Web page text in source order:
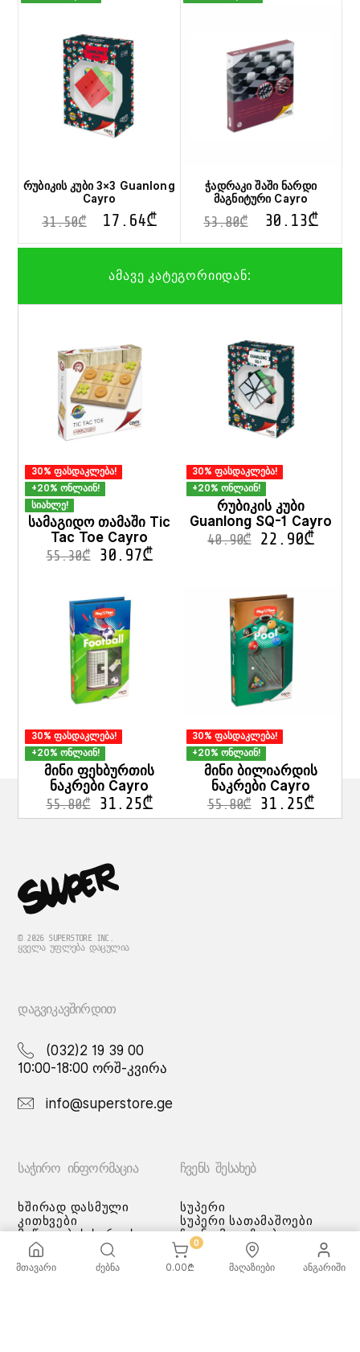
რუბიკის კუბი 3×3 Guanlong
Cayro
31.50₾ 17.64₾
ჭადრაკი შაში ნარდი
მაგნიტური Cayro
53.80₾ 30.13₾
ამავე კატეგორიიდან:
30% ფასდაკლება!
+20% ონლაინ!
სიახლე!
სამაგიდო თამაში Tic
Tac Toe Cayro
55.30₾ 30.97₾
30% ფასდაკლება!
+20% ონლაინ!
რუბიკის კუბი
Guanlong SQ-1 Cayro
40.90₾ 22.90₾
30% ფასდაკლება!
+20% ონლაინ!
მინი ფეხბურთის
ნაკრები Cayro
55.80₾ 31.25₾
30% ფასდაკლება!
+20% ონლაინ!
მინი ბილიარდის
ნაკრები Cayro
55.80₾ 31.25₾
© 2026 SUPERSTORE INC.
ᲧᲕᲔᲚᲐ ᲣᲤᲚᲔᲑᲐ ᲓᲐᲪᲣᲚᲘᲐ
ᲓᲐᲒᲕᲘᲙᲐᲕᲨᲘᲠᲓᲘᲗ
(032)2 19 39 00
10:00-18:00 ორშ-კვირა
info@superstore.ge
ᲡᲐᲭᲘᲠᲝ ᲘᲜᲤᲝᲠᲛᲐᲪᲘᲐ
ხშირად დასმული
კითხვები
მიწოდების სერვისი
გადახდის მეთოდები
სამომხმარებლო
შეთანმხება
ᲩᲕᲔᲜᲡ ᲨᲔᲡᲐᲮᲔᲑ
სუპერი
სუპერი სათამაშოები
ჩვენი მაღაზიები
მთავარი ძებნა
0
0.00₾ მაღაზიები ანგარიში